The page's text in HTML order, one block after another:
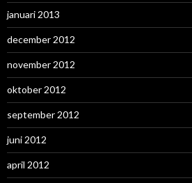
januari 2013
december 2012
november 2012
oktober 2012
september 2012
juni 2012
april 2012